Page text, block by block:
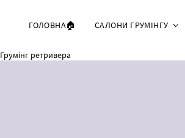
ГОЛОВНА🏠
САЛОНИ ГРУМІНГУ
Грумінг ретривера